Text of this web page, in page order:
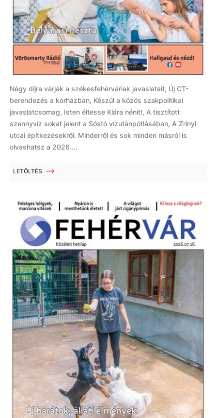
Négy díjra várják a székesfehérváriak javaslatait, Új CT-
berendezés a kórházban, Készül a közös szakpolitikai
javaslatcsomag, Isten éltesse Klára nénit!, A tisztított
szennyvíz sokat jelent a Sóstó vízutánpótlásában, A Zrínyi
utcai építkezésekről. Minderről és sok minden másról is
olvashatsz a 2026....
LETÖLTÉS